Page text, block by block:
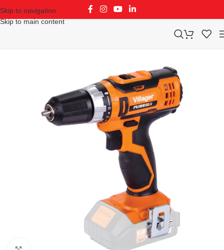
Skip to navigation
Skip to main content